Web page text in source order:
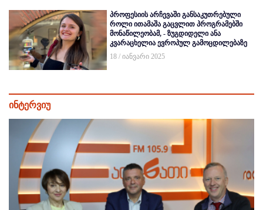
პროფესიის არჩევაში განსაკუთრებული
როლი ითამაშა გაცვლით პროგრამებში
მონაწილეობამ, - ზუგდიდელი ანა
კვარაცხელია ევროპულ გამოცდილებაზე
18 / იანვარი 2025
ინტერვიუ